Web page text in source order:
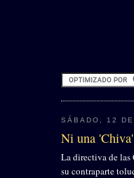
SÁBADO, 12
Ni una
La directiva de las
su contraparte